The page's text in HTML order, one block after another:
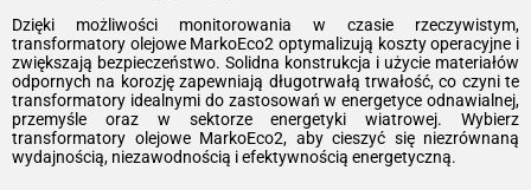
Dzięki możliwości monitorowania w czasie rzeczywistym,
transformatory olejowe MarkoEco2 optymalizują koszty operacyjne i
zwiększają bezpieczeństwo. Solidna konstrukcja i użycie materiałów
odpornych na korozję zapewniają długotrwałą trwałość, co czyni te
transformatory idealnymi do zastosowań w energetyce odnawialnej,
przemyśle oraz w sektorze energetyki wiatrowej. Wybierz
transformatory olejowe MarkoEco2, aby cieszyć się niezrównaną
wydajnością, niezawodnością i efektywnością energetyczną.